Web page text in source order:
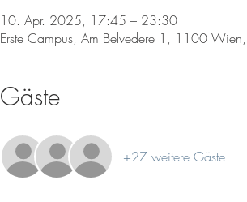
10. Apr. 2025, 17:45 – 23:30
Erste Campus, Am Belvedere 1, 1100
Gäste
+27 weitere Gäste